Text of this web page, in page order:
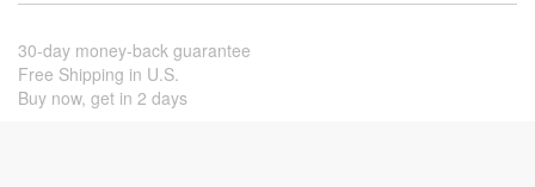
30-day money-back guarantee
Free Shipping in U.S.
Buy now, get in 2 days